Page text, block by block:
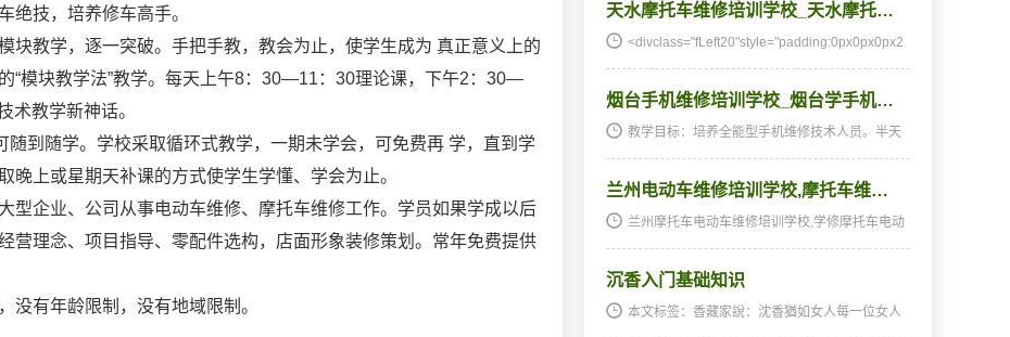
绝技，培养修车高手。
块教学，逐一突破。手把手教，教会为止，使学生成为 真正意义上的
“模块教学法”教学。每天上午8：30—11：30理论课，下午2：30—
术教学新神话。
到随学。学校采取循环式教学，一期未学会，可免费再 学，直到学
上或星期天补课的方式使学生学懂、学会为止。
型企业、公司从事电动车维修、摩托车维修工作。学员如果学成以后
营理念、项目指导、零配件选构，店面形象装修策划。常年免费提供
没有年龄限制，没有地域限制。
天水摩托车维修培训学校_天水摩托…
<divclass="fLeft20"style="padding:0px0px0px2
烟台手机维修培训学校_烟台学手机…
教学目标：培养全能型手机维修技术人员。半天
上的、全能的手机维修技术人才和手机维修店老
兰州电动车维修培训学校,摩托车维…
兰州摩托车电动车维修培训学校,学修摩托车电动
南阳光电子技术学校电动车维修、摩托车维修培
沉香入门基础知识
本文标签：香藏家說：沈香猶如女人每一位女人